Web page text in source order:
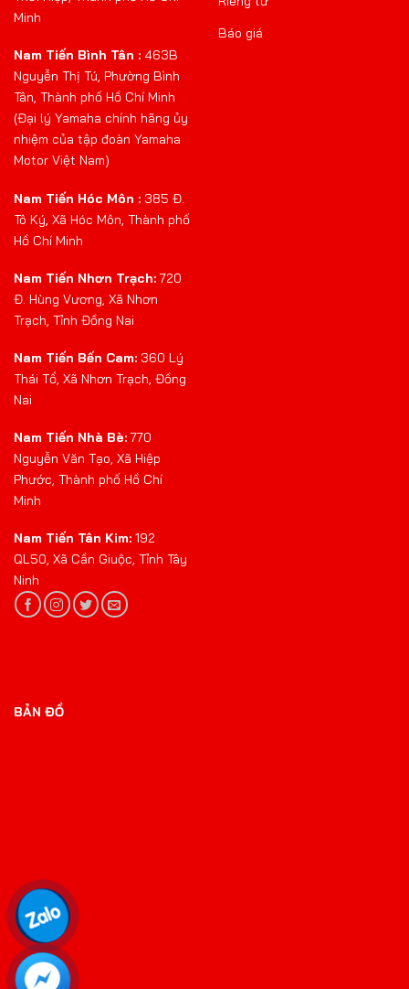
Minh
Nam Tiến Bình Tân : 463B
Nguyễn Thị Tú, Phường Bình
Tân, Thành phố Hồ Chí Minh
(Đại lý Yamaha chính hãng ủy
nhiệm của tập đoàn Yamaha
Motor Việt Nam)
Nam Tiến Hóc Môn : 385 Đ.
Tô Ký, Xã Hóc Môn, Thành phố
Hồ Chí Minh
Nam Tiến Nhơn Trạch: 720
Đ. Hùng Vương, Xã Nhơn
Trạch, Tỉnh Đồng Nai
Nam Tiến Bến Cam: 360 Lý
Thái Tổ, Xã Nhơn Trạch, Đồng
Nai
Nam Tiến Nhà Bè: 770
Nguyễn Văn Tạo, Xã Hiệp
Phước, Thành phố Hồ Chí
Minh
Nam Tiến Tân Kim: 192
QL50, Xã Cần Giuộc, Tỉnh Tây
Ninh
Báo giá
BẢN ĐỒ